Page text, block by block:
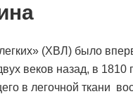
(ХВЛ) было
веков назад, в 1810
в легочной ткани